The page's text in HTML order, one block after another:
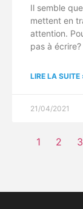
Il semble
mettent en
attention.
pas à écrire?
LIRE LA SUITE
21/04/2021
1 2 3